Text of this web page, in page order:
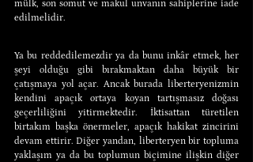
mülk, son somut ve makul unvanın sahiplerine iade
edilmelidir.
Ya bu reddedilemezdir ya da bunu inkâr etmek, her
şeyi olduğu gibi bırakmaktan daha büyük bir
çatışmaya yol açar. Ancak burada liberteryenizmin
kendini apaçık ortaya koyan tartışmasız doğası
geçerliliğini yitirmektedir. İktisattan türetilen
birtakım başka önermeler, apaçık hakikat zincirini
devam ettirir. Diğer yandan, liberteryen bir topluma
yaklaşım ya da bu toplumun biçimine ilişkin diğer